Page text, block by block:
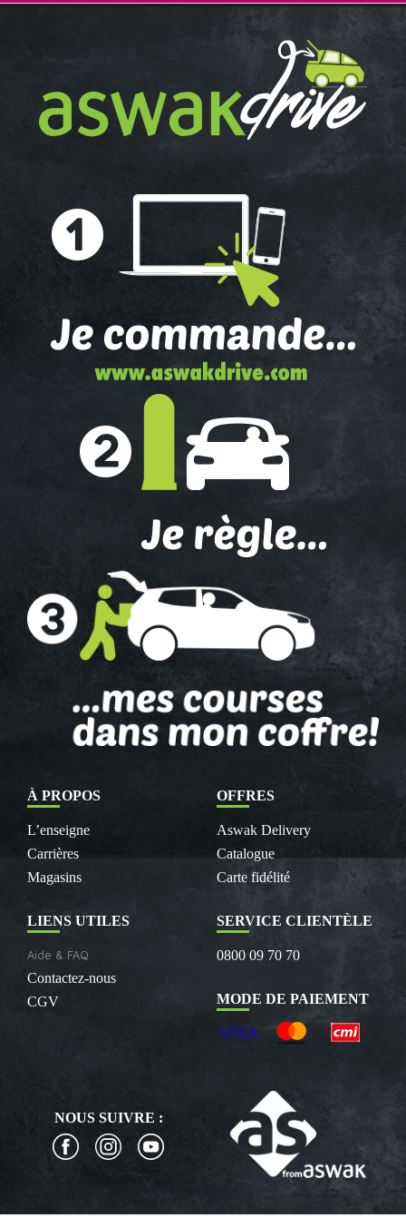
À PROPOS
L’enseigne
Carrières
Magasins
OFFRES
Aswak Delivery
Catalogue
Carte fidélité
LIENS UTILES
Aide & FAQ
Contactez-nous
CGV
SERVICE CLIENTÈLE
0800 09 70 70
MODE DE PAIEMENT
NOUS SUIVRE :